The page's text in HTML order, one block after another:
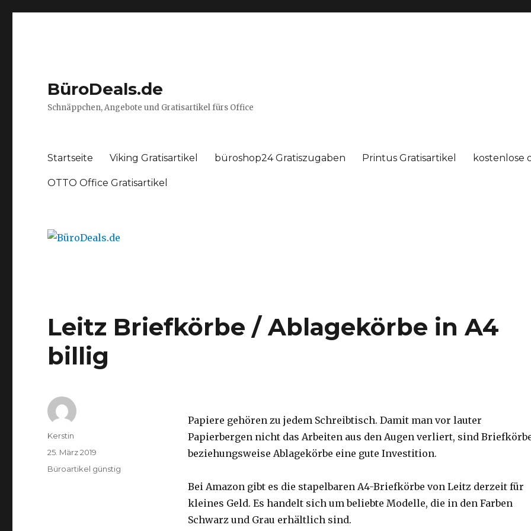
BüroDeals.de
Schnäppchen, Angebote und Gratisartikel fürs Office
Startseite Viking Gratisartikel büroshop24 Gratiszugaben Printus Gratisartikel kostenlose
OTTO Office Gratisartikel
Leitz Briefkörbe / Ablagekörbe in A4
billig
Papiere gehören zu jedem Schreibtisch. Damit man vor lauter
Papierbergen nicht das Arbeiten aus den Augen verliert, sind
beziehungsweise Ablagekörbe eine gute Investition.
Bei Amazon gibt es die stapelbaren A4-Briefkörbe von Leitz derzeit für
kleines Geld. Es handelt sich um beliebte Modelle, die in den Farben
Schwarz und Grau erhältlich sind.
Autor
Kerstin
Veröffentlicht
am
25. März 2019
Kategorien
Büroartikel günstig